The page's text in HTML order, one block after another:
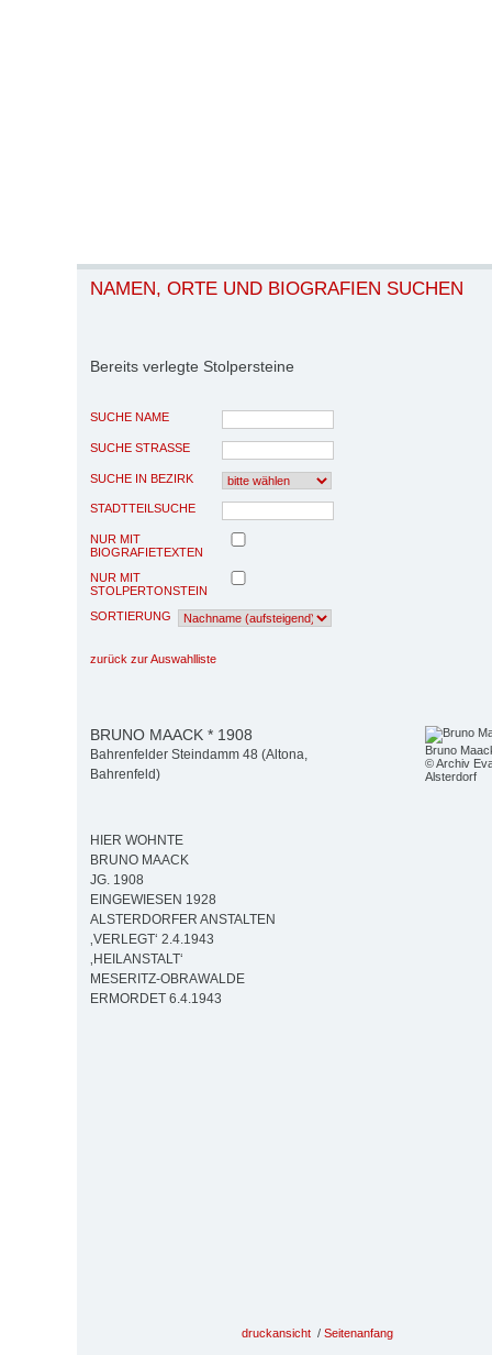
NAMEN, ORTE UND BIOGRAFIEN SUCHEN
Bereits verlegte Stolpersteine
SUCHE NAME
SUCHE STRASSE
SUCHE IN BEZIRK
STADTTEILSUCHE
NUR MIT
BIOGRAFIETEXTEN
NUR MIT
STOLPERTONSTEIN
SORTIERUNG
zurück zur Auswahlliste
Bruno
© Archiv
Alsterdorf
BRUNO MAACK * 1908
Bahrenfelder Steindamm 48 (Altona,
Bahrenfeld)
HIER WOHNTE
BRUNO MAACK
JG. 1908
EINGEWIESEN 1928
ALSTERDORFER ANSTALTEN
‚VERLEGT‘ 2.4.1943
‚HEILANSTALT‘
MESERITZ-OBRAWALDE
ERMORDET 6.4.1943
druckansicht / Seitenanfang